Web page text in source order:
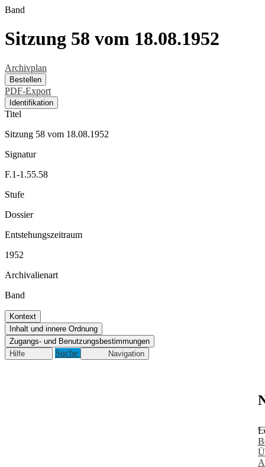
Band
Sitzung 58 vom 18.08.1952
Archivplan
Bestellen
PDF-Export
Identifikation
Titel
Sitzung 58 vom 18.08.1952
Signatur
F.1-1.55.58
Stufe
Dossier
Entstehungszeitraum
1952
Archivalienart
Band
Kontext
Inhalt und innere Ordnung
Zugangs- und Benutzungsbestimmungen
Hilfe
Suche Navigation